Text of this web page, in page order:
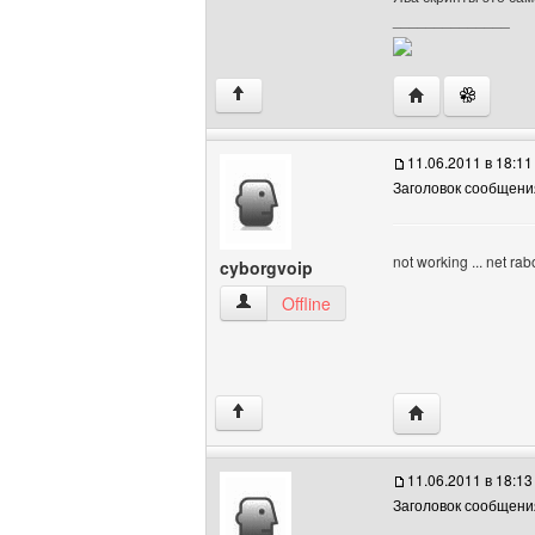
↑ Посетить сайт
cyborgvoip
cyborgvoip Посмотреть профиль
Offline
11.06.2011 в 18:11
Заголовок
not working ... net
↑ Посетить сайт
11.06.2011 в 18:13
Заголовок